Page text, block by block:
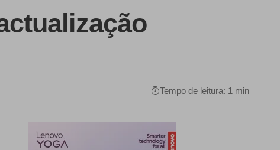
Tempo de leitura: 1 min